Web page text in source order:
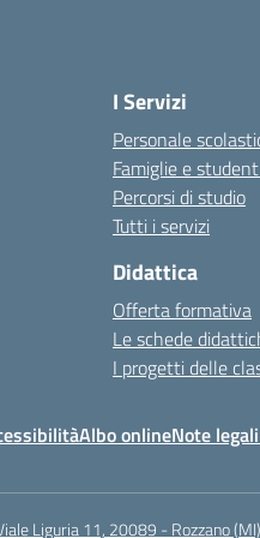
I Servizi
Personale
Famiglie e studenti
Percorsi di studio
Tutti i servizi
Didattica
Offerta formativa
Le schede
I progetti delle
Albo onlineNote legali
Liguria 11, 20089 - Rozzano (MI)